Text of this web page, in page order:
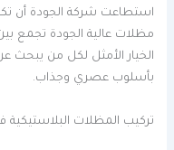
استطاعت شركة الجودة أن
مظلات عالية الجودة تجمع بين
الخيار الأمثل لكل من يبحث
بأسلوب عصري وجذاب.
تركيب المظلات البلاستيكية